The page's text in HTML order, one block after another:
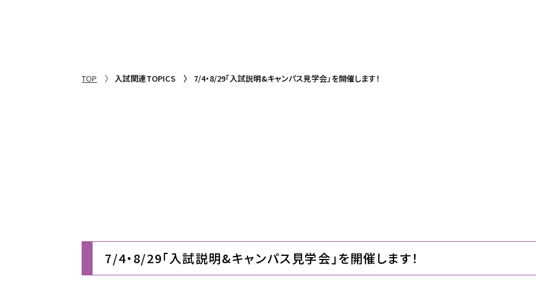
TOP 入試関連TOPICS 7/4・8/29「入試説明&キャンパス見学会」を開催します！
7/4・8/29「入試説明&キャンパス見学会」を開催します！